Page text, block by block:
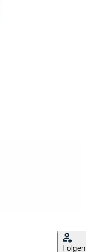
Folgen